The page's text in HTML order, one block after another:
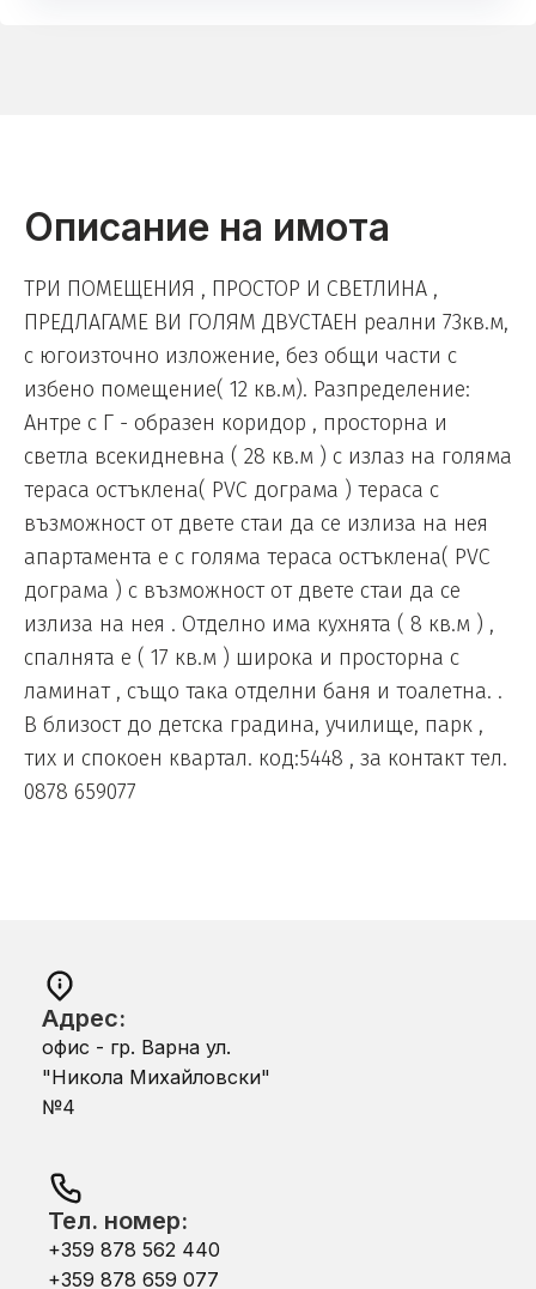
Описание на имота
ТРИ ПОМЕЩЕНИЯ , ПРОСТОР И СВЕТЛИНА ,
ПРЕДЛАГАМЕ ВИ ГОЛЯМ ДВУСТАЕН реални 73кв.м,
с югоизточно изложение, без общи части с
избено помещение( 12 кв.м). Разпределение:
Антре с Г - образен коридор , просторна и
светла всекидневна ( 28 кв.м ) с излаз на голяма
тераса остъклена( PVC дограма ) тераса с
възможност от двете стаи да се излиза на нея
апартамента е с голяма тераса остъклена( PVC
дограма ) с възможност от двете стаи да се
излиза на нея . Отделно има кухнята ( 8 кв.м ) ,
спалнята е ( 17 кв.м ) широка и просторна с
ламинат , също така отделни баня и тоалетна. .
В близост до детска градина, училище, парк ,
тих и спокоен квартал. код:5448 , за контакт тел.
0878 659077
Адрес:
офис - гр. Варна ул.
"Никола Михайловски"
№4
Тел. номер:
+359 878 562 440
+359 878 659 077